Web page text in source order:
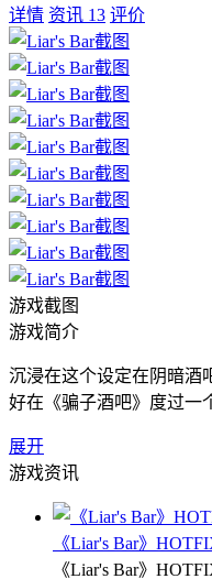
详情 资讯 13 评价
游戏截图
游戏简介
沉浸在这个设定在阴暗酒
好在《骗子酒吧》度过一
展开
游戏资讯
《Liar's Bar》
《Liar's Bar》